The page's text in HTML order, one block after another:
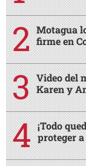
Motagua
firme en
Video del
Karen y
¡Todo
proteger